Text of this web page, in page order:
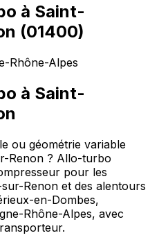
à Saint-
(01400)
Rhône-Alpes
à Saint-
ou géométrie variable
Renon ? Allo-turbo
pour les
Renon et des alentours
en-Dombes,
Rhône-Alpes, avec